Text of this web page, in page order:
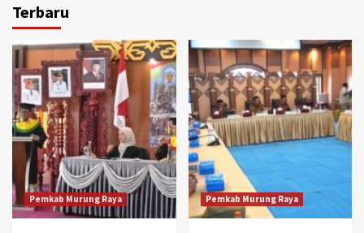
Terbaru
Pemkab Murung Raya Pemkab Murung Raya